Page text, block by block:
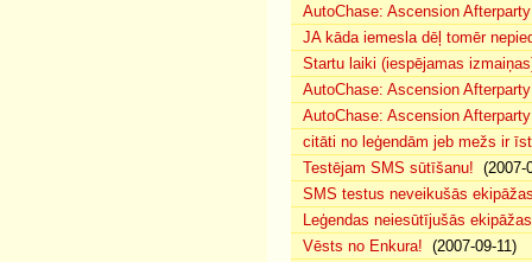
AutoChase: Ascension
JA kāda iemesla dēļ tomēr
Startu laiki (iespējamas
AutoChase: Ascension
AutoChase: Ascension
citāti no leģendām jeb mežs ir
Testējam SMS sūtīšanu! (2007-
SMS testus neveikušās
Leģendas neiesūtījušās ekipāžas
Vēsts no Enkura! (2007-09-11)